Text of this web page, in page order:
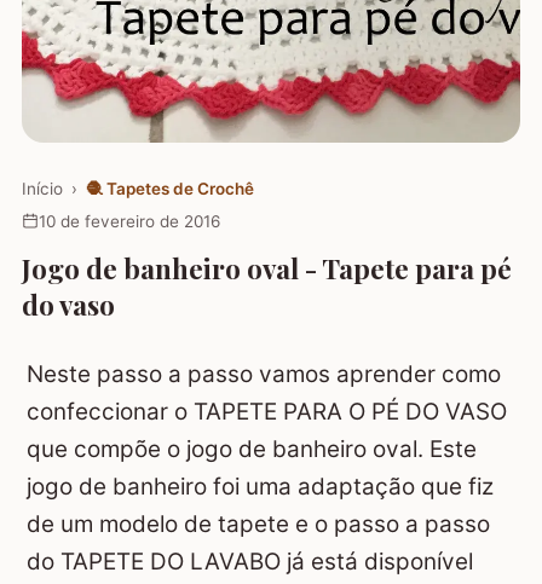
Início › 🧶 Tapetes de Crochê
10 de fevereiro de 2016
Jogo de banheiro oval - Tapete para pé
do vaso
Neste passo a passo vamos aprender como
confeccionar o TAPETE PARA O PÉ DO VASO
que compõe o jogo de banheiro oval. Este
jogo de banheiro foi uma adaptação que fiz
de um modelo de tapete e o passo a passo
do TAPETE DO LAVABO já está disponível